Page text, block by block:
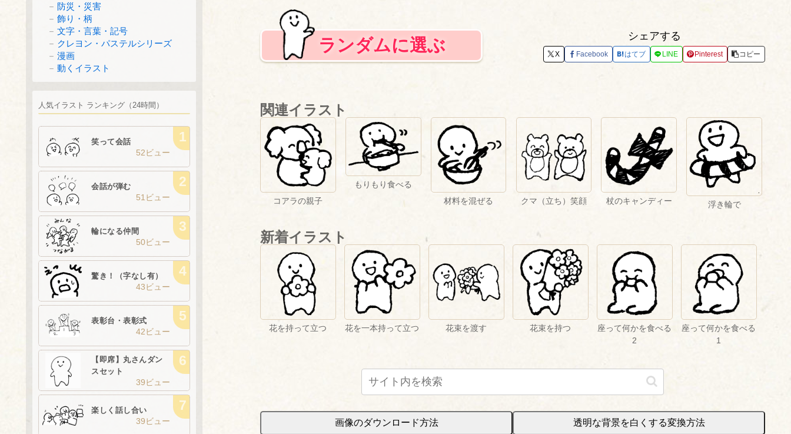
ランダムに選ぶ シェアする
X Facebook はてブ LINE Pinterest コピー
関連イラスト
コアラの親子
もりもり食べる
材料を混ぜる
クマ（立ち）笑顔 杖のキャンディー 浮き輪で
新着イラスト
花を持って立つ 花を一本持って立つ 花束を渡す 花束を持つ
座って何かを食べる
2
座って何かを食べる
1
画像のダウンロード方法 透明な背景を白くする変換方法
防災・災害
飾り・柄
文字・言葉・記号
クレヨン・パステルシリーズ
漫画
動くイラスト
人気イラスト ランキング（24時間）
笑って会話
52ビュー
会話が弾む
51ビュー
輪になる仲間
50ビュー
驚き！（字なし有）
43ビュー
表彰台・表彰式
42ビュー
【即席】丸さんダン
スセット
39ビュー
楽しく話し合い
39ビュー